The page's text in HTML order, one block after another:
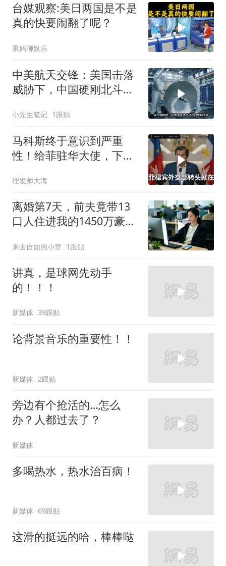
台媒观察:美日两国是不是
真的快要闹翻了呢？
果妈聊娱乐
中美航天交锋：美国击落
威胁下，中国硬刚北斗升
小先生笔记 1跟贴
马科斯终于意识到严重
性！给菲驻华大使，下达
理发师大海
离婚第7天，前夫竟带13
口人住进我的1450万豪
来去自如的小章 1跟贴
讲真，是球网先动手
的！！！
新媒体 39跟贴
论背景音乐的重要性！！
新媒体 2跟贴
旁边有个抢活的…怎么
办？人都过去了？
新媒体
多喝热水，热水治百病！
新媒体 69跟贴
这滑的挺远的哈，棒棒哒